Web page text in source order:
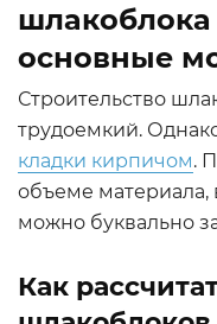
основные
Строительство
трудоемкий.
кладки кирпичом.
объеме
можно буквально
Как